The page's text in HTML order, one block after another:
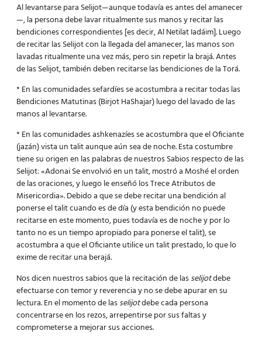
Al levantarse para Selijot—aunque todavía es antes del amanecer
—, la persona debe lavar ritualmente sus manos y recitar las
bendiciones correspondientes [es decir, Al Netilat Iadáim]. Luego
de recitar las Selijot con la llegada del amanecer, las manos son
lavadas ritualmente una vez más, pero sin repetir la brajá. Antes
de las Selijot, también deben recitarse las bendiciones de la Torá.
* En las comunidades sefardíes se acostumbra a recitar todas las
Bendiciones Matutinas (Birjot HaShajar) luego del lavado de las
manos al levantarse.
* En las comunidades ashkenazíes se acostumbra que el Oficiante
(jazán) vista un talit aunque aún sea de noche. Esta costumbre
tiene su origen en las palabras de nuestros Sabios respecto de las
Selijot: «Adonai Se envolvió en un talit, mostró a Moshé el orden
de las oraciones, y luego le enseñó los Trece Atributos de
Misericordia». Debido a que se debe recitar una bendición al
ponerse el talit cuando es de día (y esta bendición no puede
recitarse en este momento, pues todavía es de noche y por lo
tanto no es un tiempo apropiado para ponerse el talit), se
acostumbra a que el Oficiante utilice un talit prestado, lo que lo
exime de recitar una berajá.
Nos dicen nuestros sabios que la recitación de lasselijotdebe
efectuarse con temor y reverencia y no se debe apurar en su
lectura. En el momento de lasselijotdebe cada persona
concentrarse en los rezos, arrepentirse por sus faltas y
comprometerse a mejorar sus acciones.